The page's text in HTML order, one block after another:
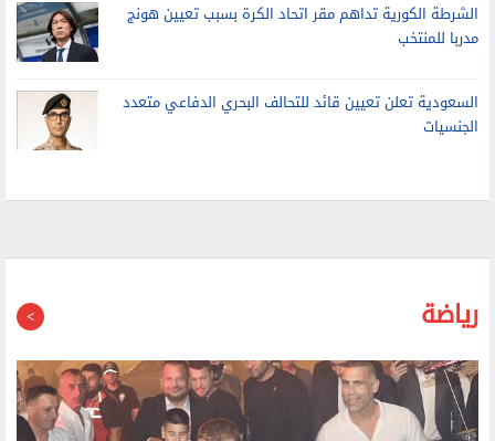
السعودية تعلن تعيين قائد للتحالف البحري الدفاعي متعدد
الجنسيات